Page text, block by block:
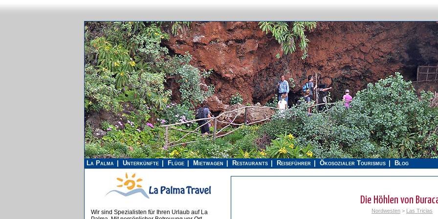
La Palma Unterkünfte Flüge Mietwagen Restaurants Reiseführer Ökosozialer Tourismus Blog
Die Höhlen von
Nordwesten > Las Tricias
Wir sind Spezialisten für Ihren Urlaub auf La